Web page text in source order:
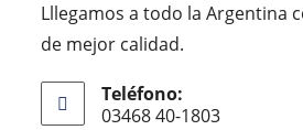
Lllegamos a todo la Argentina
de mejor calidad.
Teléfono:
03468 40-1803